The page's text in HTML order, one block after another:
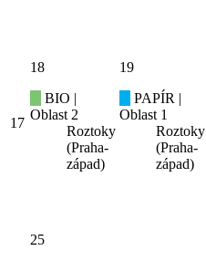
17
18
BIO |
Oblast 2
Roztoky
(Praha-
západ)
19
PAPÍR |
Oblast 1
Roztoky
(Praha-
západ)
25